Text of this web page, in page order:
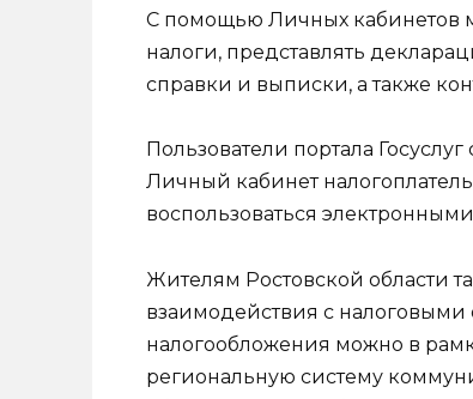
С помощью Личных кабинетов
налоги, представлять
справки и выписки, а также
Пользователи портала
Личный кабинет
воспользоваться
Жителям Ростовской области
взаимодействия с налоговыми
налогообложения можно в
региональную систему